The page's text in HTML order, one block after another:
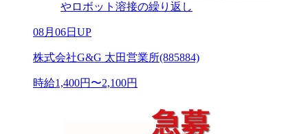
やロボット溶接の繰り返し
08月06日UP
株式会社G&G 太田営業所(885884)
時給1,400円〜2,100円